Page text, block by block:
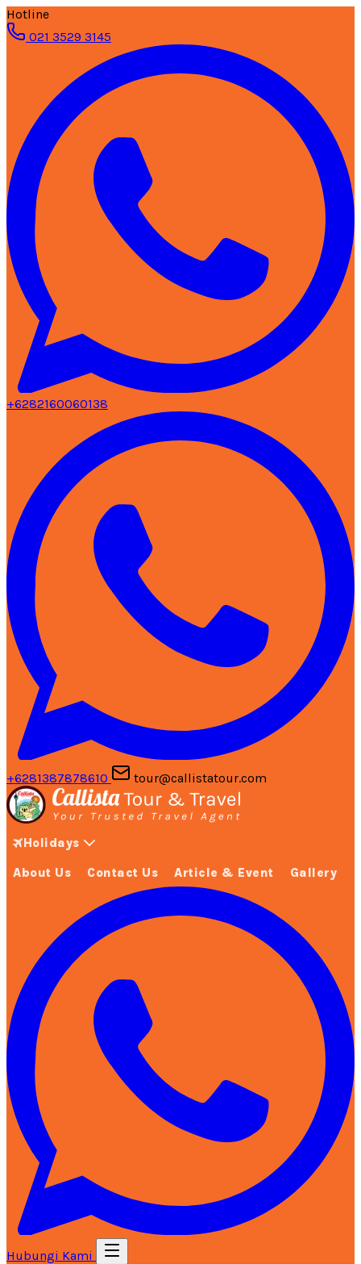
Hotline
021 3529 3145
+6282160060138
+6281387878610 tour@callistatour.com
Holidays
About Us Contact Us Article & Event Gallery
Hubungi Kami